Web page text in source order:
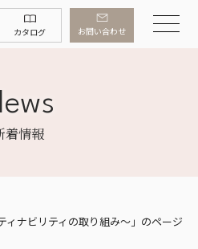
カタログ お問い合わせ
着情報
ィナビリティの取り組み～」のページ